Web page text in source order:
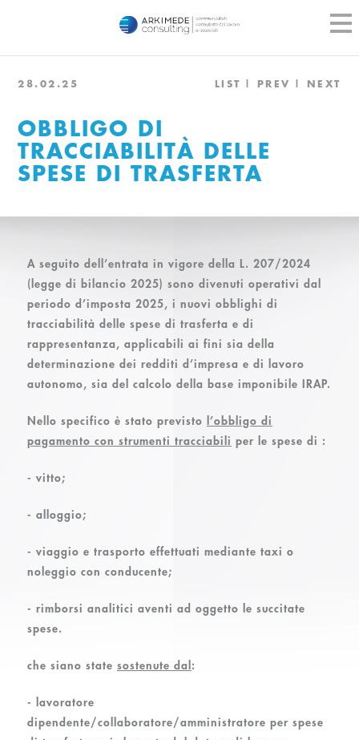
28.02.25
OBBLIGO DI
TRACCIABILITÀ DELLE
SPESE DI TRASFERTA
LIST PREV NEXT
A seguito dell’entrata in vigore della L. 207/2024
(legge di bilancio 2025) sono divenuti operativi dal
periodo d’imposta 2025, i nuovi obblighi di
tracciabilità delle spese di trasferta e di
rappresentanza, applicabili ai fini sia della
determinazione dei redditi d’impresa e di lavoro
autonomo, sia del calcolo della base imponibile IRAP.
Nello specifico è stato previsto l’obbligo di
pagamento con strumenti tracciabili per le spese di :
- vitto;
- alloggio;
- viaggio e trasporto effettuati mediante taxi o
noleggio con conducente;
- rimborsi analitici aventi ad oggetto le succitate
spese.
che siano state sostenute dal:
- lavoratore
dipendente/collaboratore/amministratore per spese